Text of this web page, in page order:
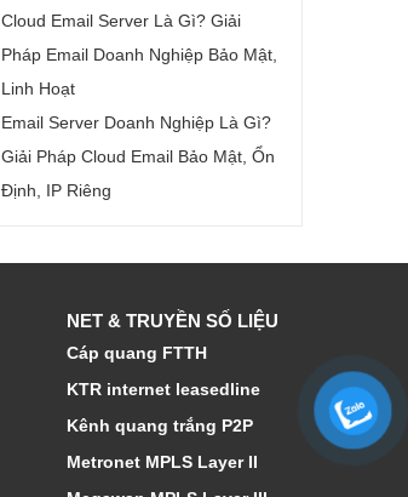
Cloud Email Server Là Gì? Giải
Pháp Email Doanh Nghiệp Bảo Mật,
Linh Hoạt
Email Server Doanh Nghiệp Là Gì?
Giải Pháp Cloud Email Bảo Mật, Ổn
Định, IP Riêng
NET & TRUYỀN SỐ LIỆU
Cáp quang FTTH
KTR internet leasedline
Kênh quang trắng P2P
Metronet MPLS Layer II